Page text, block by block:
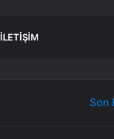
İLETIŞIM
Son